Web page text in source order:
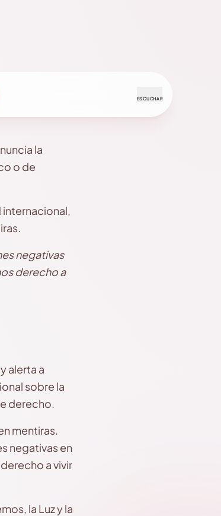
ESCUCHAR
la
o de
internacional,
negativas
derecho a
alerta a
sobre la
derecho.
mentiras.
negativas en
derecho avivir
la Luz y la